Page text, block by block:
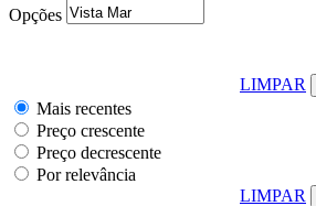
Opções
LIMPAR
Mais recentes
Preço crescente
Preço decrescente
Por relevância
LIMPAR